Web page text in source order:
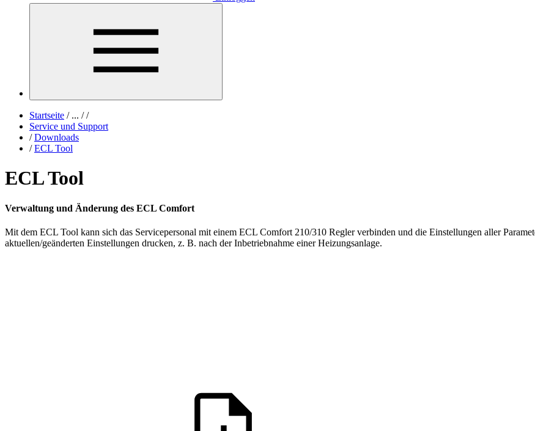
Startseite /... / /
Service und Support
/ Downloads
/ ECL Tool
ECL Tool
Verwaltung und Änderung des ECL Comfort
Mit dem ECL Tool kann sich das Servicepersonal mit einem ECL Comfort 210/310 Regler verbinden und die Einstellungen aller
aktuellen/geänderten Einstellungen drucken, z. B. nach der Inbetriebnahme einer Heizungsanlage.